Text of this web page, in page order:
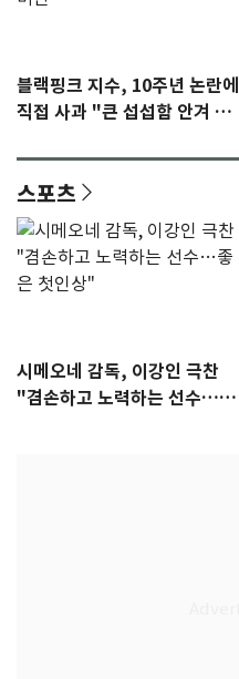
블랙핑크 지수, 10주년 논란에
직접 사과 "큰 섭섭함 안겨 미
스포츠
시메오네 감독, 이강인 극찬
"겸손하고 노력하는 선수…좋